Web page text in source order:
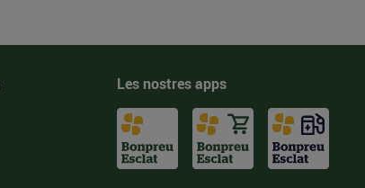
Les nostres apps